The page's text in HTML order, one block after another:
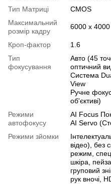
Тип Матриці
CMOS
Максимальний
розмір кадру
6000 x 4000
Кроп-фактор
1.6
Тип
фокусування
Авто (45
оптичний
Система
View
Ручне
об'єктиві)
Режими
автофокусу
AI Focus
AI Servo
Режими зйомки
відео), без
режим,
шкіра,
груповий
рук вночі,